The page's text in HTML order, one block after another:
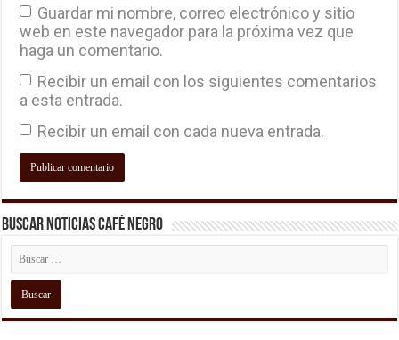
Guardar mi nombre, correo electrónico y sitio
web en este navegador para la próxima vez que
haga un comentario.
Recibir un email con los siguientes comentarios
a esta entrada.
Recibir un email con cada nueva entrada.
Buscar Noticias Café Negro